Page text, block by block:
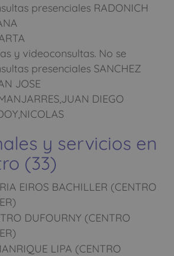
presenciales RADONICH
y videoconsultas. No se
presenciales SANCHEZ
JOSE
DIEGO
y servicios en
(33)
EIROS BACHILLER (CENTRO
DUFOURNY (CENTRO
LIPA (CENTRO